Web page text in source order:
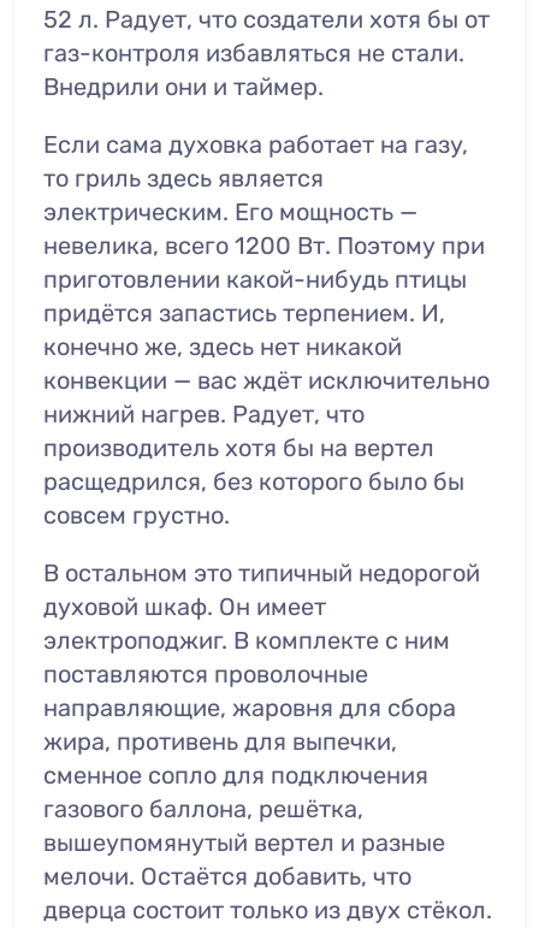
52 л. Радует, что создатели хотя бы от
газ-контроля избавляться не стали.
Внедрили они и таймер.
Если сама духовка работает на газу,
то гриль здесь является
электрическим. Его мощность —
невелика, всего 1200 Вт. Поэтому при
приготовлении какой-нибудь птицы
придётся запастись терпением. И,
конечно же, здесь нет никакой
конвекции — вас ждёт исключительно
нижний нагрев. Радует, что
производитель хотя бы на вертел
расщедрился, без которого было бы
совсем грустно.
В остальном это типичный недорогой
духовой шкаф. Он имеет
электроподжиг. В комплекте с ним
поставляются проволочные
направляющие, жаровня для сбора
жира, противень для выпечки,
сменное сопло для подключения
газового баллона, решётка,
вышеупомянутый вертел и разные
мелочи. Остаётся добавить, что
дверца состоит только из двух стёкол.